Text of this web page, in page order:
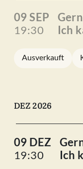
09 SEP
19:30
Ich
Ausverkauft
DEZ 2026
09 DEZ
19:30
Ich